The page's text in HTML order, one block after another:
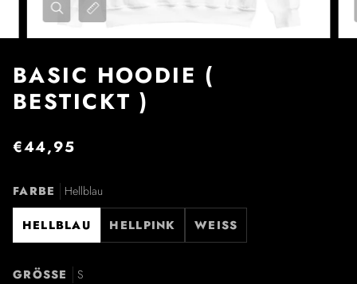
BASIC HOODIE (
BESTICKT )
€44,95
FARBE Hellblau
HELLBLAU HELLPINK WEISS
GRÖSSE S